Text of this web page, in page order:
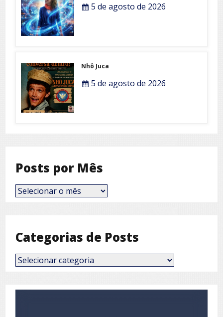
5 de agosto de 2026
Nhô Juca
5 de agosto de 2026
Posts por Mês
Posts
por
Categorias de Posts
Categorias
de